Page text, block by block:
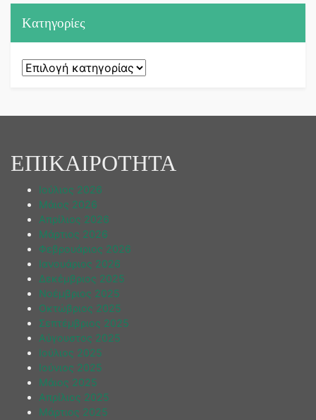
Kατηγορίες
Kατηγορίες
ΕΠΙΚΑΙΡΟΤΗΤΑ
Ιούλιος 2026
Μάιος 2026
Απρίλιος 2026
Μάρτιος 2026
Φεβρουάριος 2026
Ιανουάριος 2026
Δεκέμβριος 2025
Νοέμβριος 2025
Οκτώβριος 2025
Σεπτέμβριος 2025
Αύγουστος 2025
Ιούλιος 2025
Ιούνιος 2025
Μάιος 2025
Απρίλιος 2025
Μάρτιος 2025